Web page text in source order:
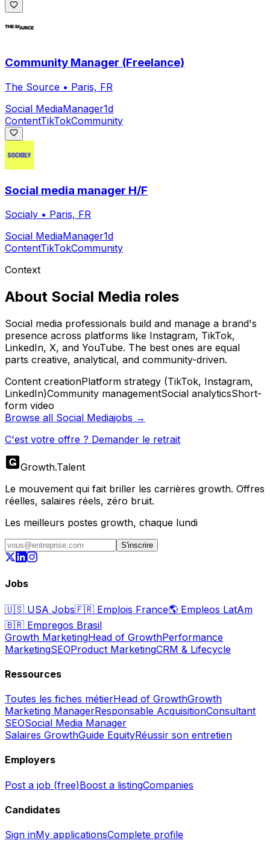
Community Manager (Freelance)
The Source • Paris, FR
Social MediaManager1d
ContentTikTokCommunity
Social media manager H/F
Socialy • Paris, FR
Social MediaManager1d
ContentTikTokCommunity
Context
About Social Media roles
Social media professionals build and manage a brand's
presence across platforms like Instagram, TikTok,
LinkedIn, X, and YouTube. The best ones are equal
parts creative, analytical, and community-driven.
Content creationPlatform strategy (TikTok, Instagram,
LinkedIn)Community managementSocial analyticsShort-
form video
Browse all Social Mediajobs →
C'est votre offre ? Demander le retrait
Growth.Talent
Le mouvement qui fait briller les carrières growth. Offres
réelles, salaires réels, zéro bruit.
Les meilleurs postes growth, chaque lundi
S'inscrire
Jobs
🇺🇸 USA Jobs🇫🇷 Emplois France🌎 Empleos LatAm
🇧🇷 Empregos Brasil
Growth MarketingHead of GrowthPerformance
MarketingSEOProduct MarketingCRM & Lifecycle
Ressources
Toutes les fiches métierHead of GrowthGrowth
Marketing ManagerResponsable AcquisitionConsultant
SEOSocial Media Manager
Salaires GrowthGuide EquityRéussir son entretien
Employers
Post a job (free)Boost a listingCompanies
Candidates
Sign inMy applicationsComplete profile